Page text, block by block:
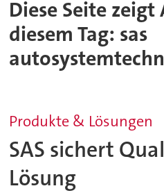
Diese Seite
diesem Tag: sas
Produkte & Lösungen
SAS sichert
Lösung